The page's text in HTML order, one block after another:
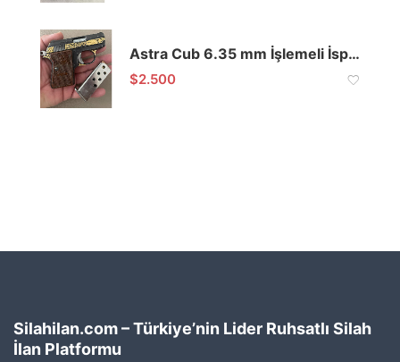
Astra Cub 6.35 mm İşlemeli İspanyol Cep Tabancası
$2.500
Silahilan.com – Türkiye’nin Lider Ruhsatlı Silah
İlan Platformu